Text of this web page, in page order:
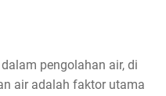
pengolahan air, di
air adalah faktor utama